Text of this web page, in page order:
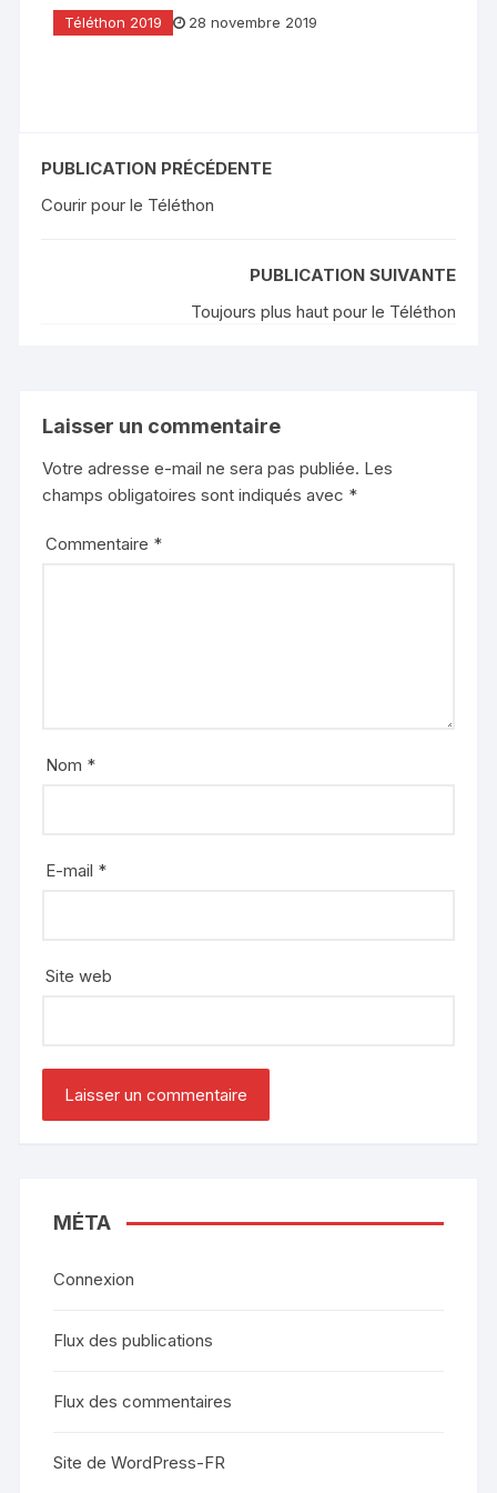
Téléthon 2019 28 novembre 2019
PUBLICATION PRÉCÉDENTE
Courir pour le Téléthon
PUBLICATION SUIVANTE
Toujours plus haut pour le Téléthon
Laisser un commentaire
Votre adresse e-mail ne sera pas publiée. Les
champs obligatoires sont indiqués avec *
Commentaire *
Nom *
E-mail *
Site web
MÉTA
Connexion
Flux des publications
Flux des commentaires
Site de WordPress-FR